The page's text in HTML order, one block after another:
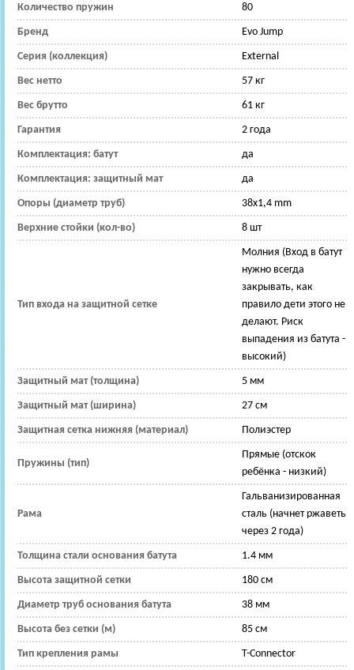
Количество пружин 80
Бренд Evo Jump
Серия (коллекция) External
Вес нетто 57 кг
Вес брутто 61 кг
Гарантия 2 года
Комплектация: батут да
Комплектация: защитный мат да
Опоры (диаметр труб) 38х1,4 mm
Верхние стойки (кол-во) 8 шт
Тип входа на защитной сетке
Молния (Вход в батут
нужно всегда
закрывать, как
правило дети этого не
делают. Риск
выпадения из батута -
высокий)
Защитный мат (толщина) 5 мм
Защитный мат (ширина) 27 см
Защитная сетка нижняя (материал) Полиэстер
Пружины (тип)
Прямые (отскок
ребёнка - низкий)
Рама
Гальванизированная
сталь (начнет ржаветь
через 2 года)
Толщина стали основания батута 1.4 мм
Высота защитной сетки 180 см
Диаметр труб основания батута 38 мм
Высота без сетки (м) 85 см
Тип крепления рамы T-Connector